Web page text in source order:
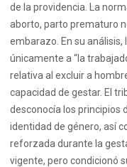
de la providencia. La
aborto, parto prematuro
embarazo. En su
únicamente a “la
relativa al excluir a
capacidad de gestar. El
desconocía los principios
identidad de género, así
reforzada durante la
vigente, pero condicionó